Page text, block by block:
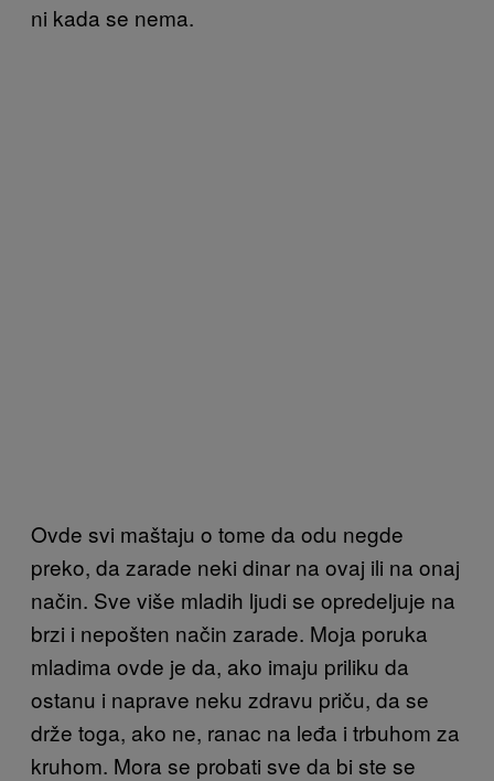
ni kada se nema.
Ovde svi maštaju o tome da odu negde
preko, da zarade neki dinar na ovaj ili na onaj
način. Sve više mladih ljudi se opredeljuje na
brzi i nepošten način zarade. Moja poruka
mladima ovde je da, ako imaju priliku da
ostanu i naprave neku zdravu priču, da se
drže toga, ako ne, ranac na leđa i trbuhom za
kruhom. Mora se probati sve da bi ste se